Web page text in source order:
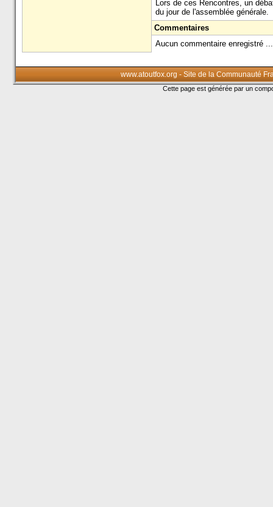
Lors de ces Rencontres, un
du jour de l'assemblée générale.
Commentaires
Aucun commentaire enregistré ...
www.atoutfox.org - Site de la Communauté
Cette page est générée par un